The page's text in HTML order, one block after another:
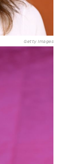
Getty Images